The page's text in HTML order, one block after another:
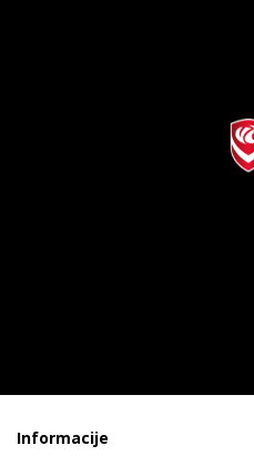
Informacije